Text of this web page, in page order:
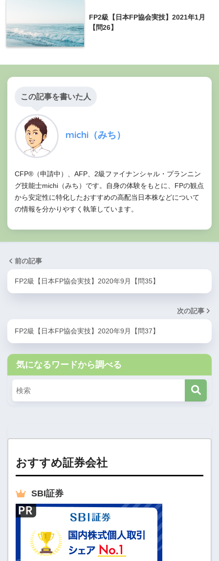
FP2級【日本FP協会実技】2021年1月
【問26】
この記事を書いた人
michi（みち）
CFP®（申請中）、AFP、2級ファイナンシャル・プランニン
グ技能士michi（みち）です。自身の体験をもとに、FPの観点
から安定性に特化したおすすめの高配当日本株などについて
の情報を分かりやすく執筆しています。
前の記事
FP2級【日本FP協会実技】2020年9月【問35】
次の記事
FP2級【日本FP協会実技】2020年9月【問37】
気になるワードから調べる
おすすめ証券会社
SBI証券